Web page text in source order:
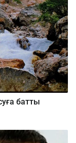
батты